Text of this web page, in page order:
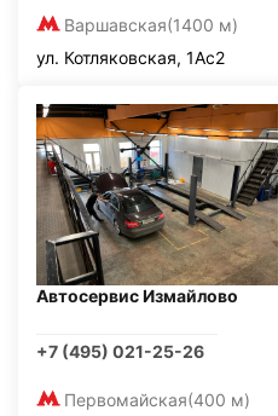
Варшавская(1400 м)
ул. Котляковская, 1Ас2
Автосервис Измайлово
+7 (495) 021-25-26
Первомайская(400 м)